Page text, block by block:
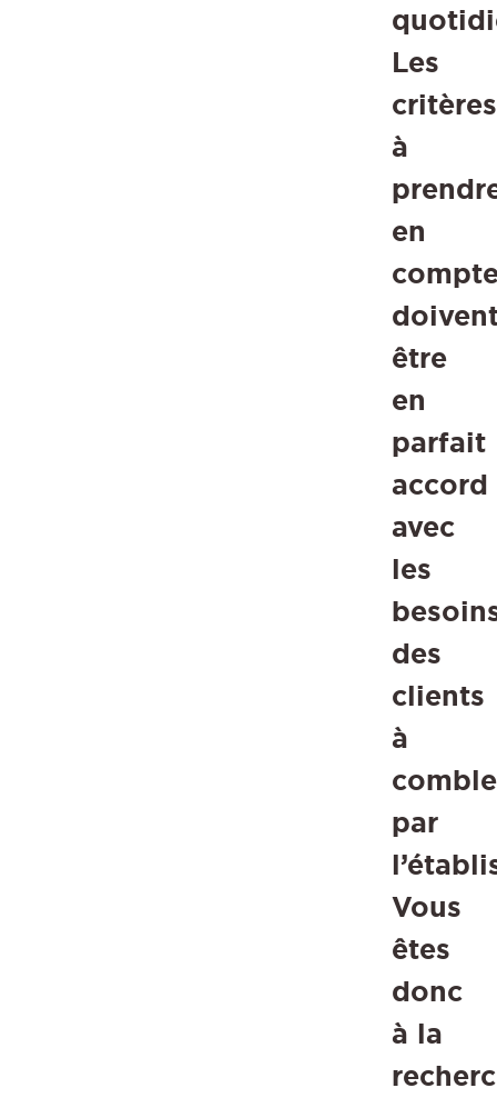
Les
critères
à
en
être
en
parfait
accord
avec
les
des
clients
à
par
Vous
êtes
donc
à la